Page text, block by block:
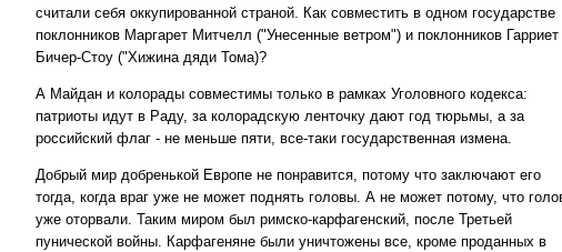
считали себя оккупированной страной. Как совместить в одном государстве
поклонников Маргарет Митчелл ("Унесенные ветром") и поклонников Гарриет
Бичер-Стоу ("Хижина дяди Тома)?
А Майдан и колорады совместимы только в рамках Уголовного кодекса:
патриоты идут в Раду, за колорадскую ленточку дают год тюрьмы, а за
российский флаг - не меньше пяти, все-таки государственная измена.
Добрый мир добренькой Европе не понравится, потому что заключают его
тогда, когда враг уже не может поднять головы. А не может потому, что
уже оторвали. Таким миром был римско-карфагенский, после Третьей
пунической войны. Карфагеняне были уничтожены все, кроме проданных в